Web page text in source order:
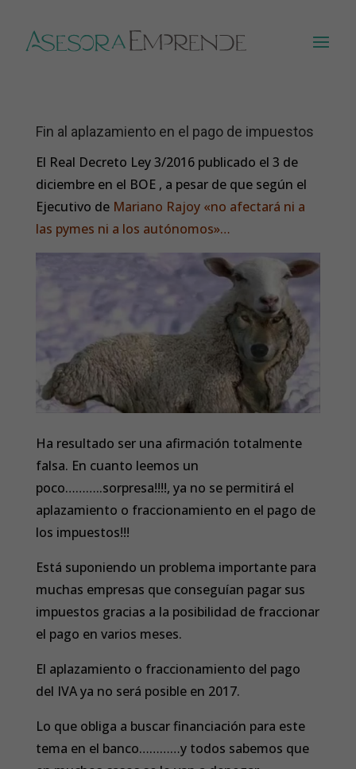
Fin al aplazamiento en el pago de impuestos
El Real Decreto Ley 3/2016 publicado el 3 de
diciembre en el BOE , a pesar de que según el
Ejecutivo de Mariano Rajoy «no afectará ni a
las pymes ni a los autónomos»…
Ha resultado ser una afirmación totalmente
falsa. En cuanto leemos un
poco………..sorpresa!!!!, ya no se permitirá el
aplazamiento o fraccionamiento en el pago de
los impuestos!!!
Está suponiendo un problema importante para
muchas empresas que conseguían pagar sus
impuestos gracias a la posibilidad de fraccionar
el pago en varios meses.
El aplazamiento o fraccionamiento del pago
del IVA ya no será posible en 2017.
Lo que obliga a buscar financiación para este
tema en el banco…………y todos sabemos que